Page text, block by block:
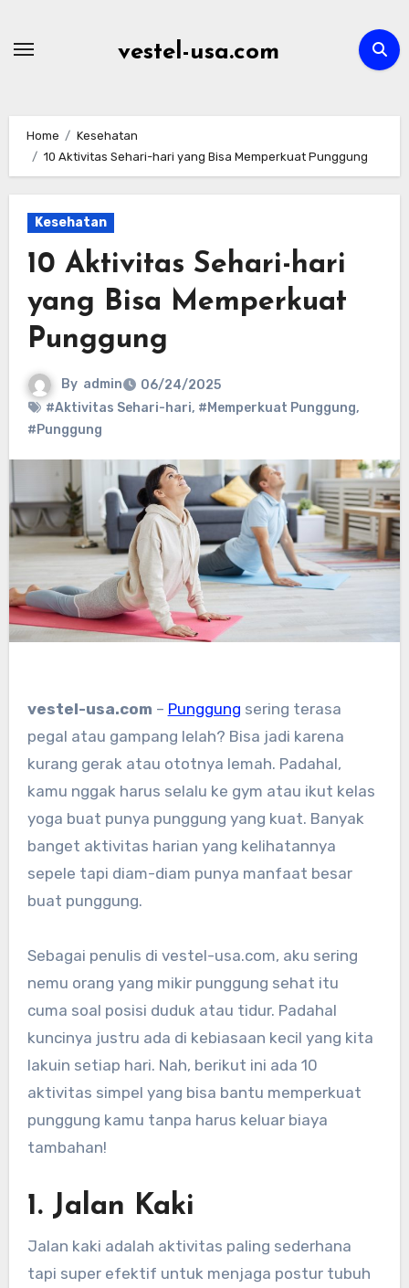
vestel-usa.com
Home
Kesehatan
10 Aktivitas Sehari-hari yang Bisa Memperkuat Punggung
Kesehatan
10 Aktivitas Sehari-hari
yang Bisa Memperkuat
Punggung
By admin
06/24/2025
#Aktivitas Sehari-hari, #Memperkuat Punggung,
#Punggung
vestel-usa.com – Punggung sering terasa
pegal atau gampang lelah? Bisa jadi karena
kurang gerak atau ototnya lemah. Padahal,
kamu nggak harus selalu ke gym atau ikut kelas
yoga buat punya punggung yang kuat. Banyak
banget aktivitas harian yang kelihatannya
sepele tapi diam-diam punya manfaat besar
buat punggung.
Sebagai penulis di vestel-usa.com, aku sering
nemu orang yang mikir punggung sehat itu
cuma soal posisi duduk atau tidur. Padahal
kuncinya justru ada di kebiasaan kecil yang kita
lakuin setiap hari. Nah, berikut ini ada 10
aktivitas simpel yang bisa bantu memperkuat
punggung kamu tanpa harus keluar biaya
tambahan!
1. Jalan Kaki
Jalan kaki adalah aktivitas paling sederhana
tapi super efektif untuk menjaga postur tubuh